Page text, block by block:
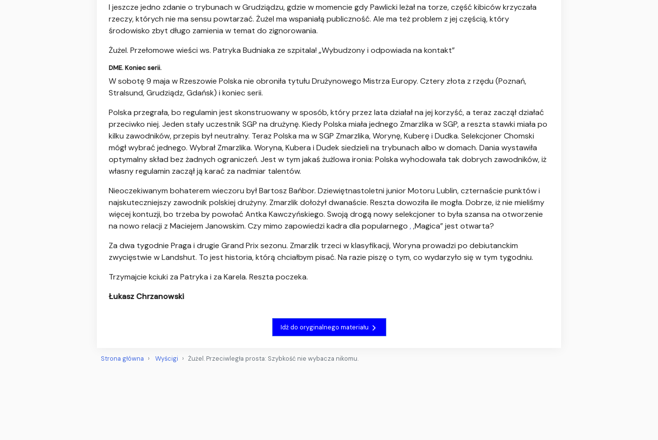
I jeszcze jedno zdanie o trybunach w Grudziądzu, gdzie w momencie gdy Pawlicki leżał na torze, część kibiców krzyczała
rzeczy, których nie ma sensu powtarzać. Żużel ma wspaniałą publiczność. Ale ma też problem z jej częścią, który
środowisko zbyt długo zamienia w temat do zignorowania.
Żużel. Przełomowe wieści ws. Patryka Budniaka ze szpitala! „Wybudzony i odpowiada na kontakt”
DME. Koniec serii.
W sobotę 9 maja w Rzeszowie Polska nie obroniła tytułu Drużynowego Mistrza Europy. Cztery złota z rzędu (Poznań,
Stralsund, Grudziądz, Gdańsk) i koniec serii.
Polska przegrała, bo regulamin jest skonstruowany w sposób, który przez lata działał na jej korzyść, a teraz zaczął działać
przeciwko niej. Jeden stały uczestnik SGP na drużynę. Kiedy Polska miała jednego Zmarzlika w SGP, a reszta stawki miała po
kilku zawodników, przepis był neutralny. Teraz Polska ma w SGP Zmarzlika, Worynę, Kuberę i Dudka. Selekcjoner Chomski
mógł wybrać jednego. Wybrał Zmarzlika. Woryna, Kubera i Dudek siedzieli na trybunach albo w domach. Dania wystawiła
optymalny skład bez żadnych ograniczeń. Jest w tym jakaś żużlowa ironia: Polska wyhodowała tak dobrych zawodników, iż
własny regulamin zaczął ją karać za nadmiar talentów.
Nieoczekiwanym bohaterem wieczoru był Bartosz Bańbor. Dziewiętnastoletni junior Motoru Lublin, czternaście punktów i
najskuteczniejszy zawodnik polskiej drużyny. Zmarzlik dołożył dwanaście. Reszta dowoziła ile mogła. Dobrze, iż nie mieliśmy
więcej kontuzji, bo trzeba by powołać Antka Kawczyńskiego. Swoją drogą nowy selekcjoner to była szansa na otworzenie
na nowo relacji z Maciejem Janowskim. Czy mimo zapowiedzi kadra dla popularnego ,,Magica” jest otwarta?
Za dwa tygodnie Praga i drugie Grand Prix sezonu. Zmarzlik trzeci w klasyfikacji, Woryna prowadzi po debiutanckim
zwycięstwie w Landshut. To jest historia, którą chciałbym pisać. Na razie piszę o tym, co wydarzyło się w tym tygodniu.
Trzymajcie kciuki za Patryka i za Karela. Reszta poczeka.
Łukasz Chrzanowski
Idź do oryginalnego materiału
Strona główna Wyścigi Żużel. Przeciwległa prosta: Szybkość nie wybacza nikomu.